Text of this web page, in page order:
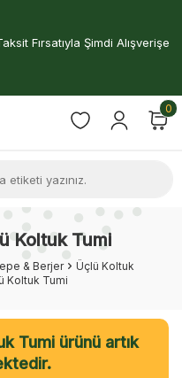
Fırsatıyla Şimdi Alışverişe
0
Koltuk Tumi
& Berjer
Üçlü Koltuk
Koltuk Tumi
Tumi ürünü artık